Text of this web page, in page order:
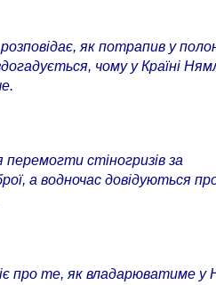
як потрапив у
чому у Країні
стіногризів за
а водночас довідуються
про те, як владарюватиме у